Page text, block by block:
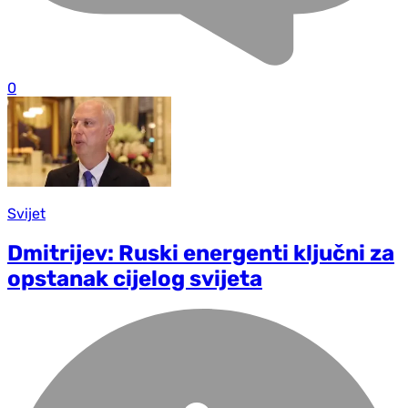
0
Svijet
Dmitrijev: Ruski energenti ključni za
opstanak cijelog svijeta